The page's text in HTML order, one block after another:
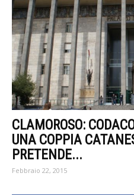
CLAMOROSO:
UNA COPPIA
PRETENDE...
Febbraio 22, 2015